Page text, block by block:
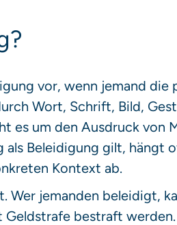
vor, wenn jemand die
Wort, Schrift, Bild,
es um den Ausdruck von
als Beleidigung gilt, hängt
Kontext ab.
Wer jemanden beleidigt,
Geldstrafe bestraft